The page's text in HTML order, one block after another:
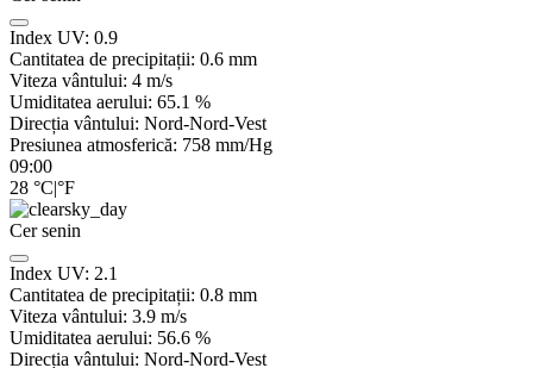
Index UV: 0.9
Cantitatea de precipitații: 0.6 mm
Viteza vântului: 4 m/s
Umiditatea aerului: 65.1 %
Direcția vântului: Nord-Nord-Vest
Presiunea atmosferică: 758 mm/Hg
09:00
28 °C|°F
Cer senin
Index UV: 2.1
Cantitatea de precipitații: 0.8 mm
Viteza vântului: 3.9 m/s
Umiditatea aerului: 56.6 %
Direcția vântului: Nord-Nord-Vest